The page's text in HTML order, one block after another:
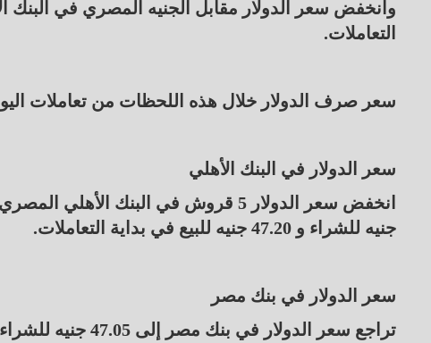
التعاملات.
سعر صرف الدولار خلال هذه اللحظات من تعاملات
سعر الدولار في البنك الأهلي
جنيه للشراء و 47.20 جنيه للبيع في بداية التعاملات.
سعر الدولار في بنك مصر